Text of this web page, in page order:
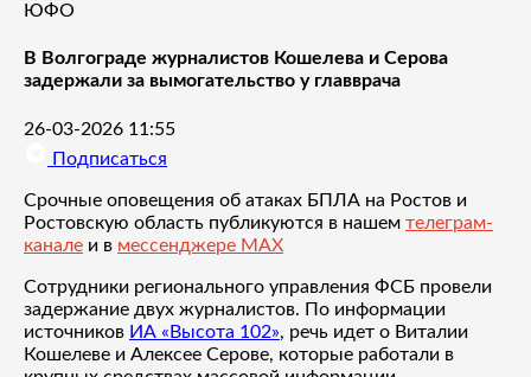
ЮФО
В Волгограде журналистов Кошелева и Серова
задержали за вымогательство у главврача
26-03-2026 11:55
Подписаться
Срочные оповещения об атаках БПЛА на Ростов и
Ростовскую область публикуются в нашем телеграм-
канале и в мессенджере MAX
Сотрудники регионального управления ФСБ провели
задержание двух журналистов. По информации
источников ИА «Высота 102», речь идет о Виталии
Кошелеве и Алексее Серове, которые работали в